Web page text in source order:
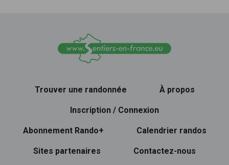
Trouver une randonnée À propos
Inscription / Connexion
Abonnement Rando+ Calendrier randos
Sites partenaires Contactez-nous